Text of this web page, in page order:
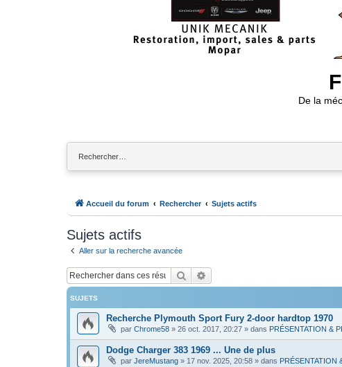
De la
Accueil du forum Rechercher Sujets actifs
Sujets actifs
Aller sur la recherche avancée
Rechercher
SUJETS
Recherche Plymouth Sport Fury 2-door hardtop 1970
par Chrome58 » 26 oct. 2017, 20:27 » dans PRÉSENTATION &
Dodge Charger 383 1969 ... Une de plus
par JereMustang » 17 nov. 2025, 20:58 » dans PRÉSENTATION